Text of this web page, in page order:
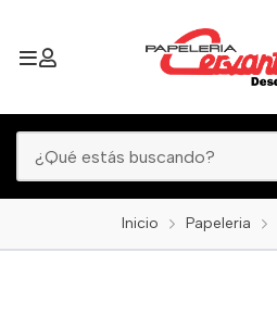
Inicio Papeleria